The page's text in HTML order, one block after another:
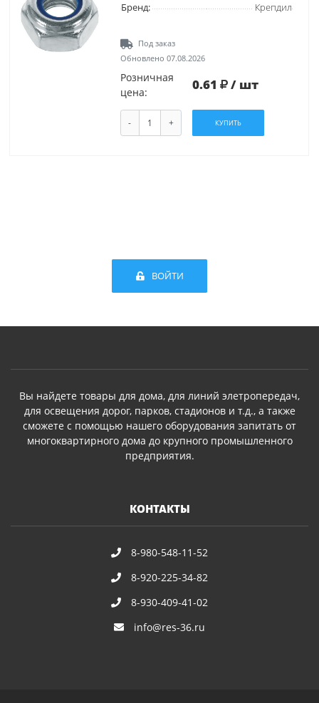
Бренд:
Крепдил
Под заказ
Обновлено 07.08.2026
Розничная
цена:
0.61 / шт
- + КУПИТЬ
ВОЙТИ
Вы найдете товары для дома, для линий элетропередач,
для освещения дорог, парков, стадионов и т.д., а также
сможете с помощью нашего оборудования запитать от
многоквартирного дома до крупного промышленного
предприятия.
КОНТАКТЫ
8-980-548-11-52
8-920-225-34-82
8-930-409-41-02
info@res-36.ru